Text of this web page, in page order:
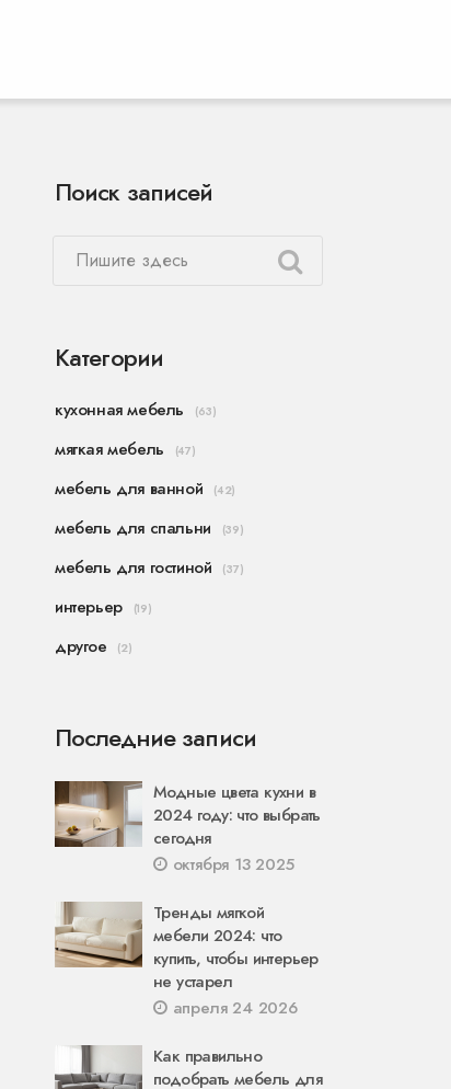
Поиск записей
Категории
кухонная мебель (63)
мягкая мебель (47)
мебель для ванной (42)
мебель для спальни (39)
мебель для гостиной (37)
интерьер (19)
другое (2)
Последние записи
Модные цвета кухни в
2024 году: что выбрать
сегодня
октября 13 2025
Тренды мягкой
мебели 2024: что
купить, чтобы интерьер
не устарел
апреля 24 2026
Как правильно
подобрать мебель для